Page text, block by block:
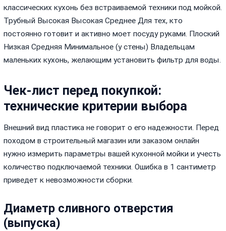
классических кухонь без встраиваемой техники под мойкой.
Трубный Высокая Высокая Среднее Для тех, кто
постоянно готовит и активно моет посуду руками. Плоский
Низкая Средняя Минимальное (у стены) Владельцам
маленьких кухонь, желающим установить фильтр для воды.
Чек-лист перед покупкой:
технические критерии выбора
Внешний вид пластика не говорит о его надежности. Перед
походом в строительный магазин или заказом онлайн
нужно измерить параметры вашей кухонной мойки и учесть
количество подключаемой техники. Ошибка в 1 сантиметр
приведет к невозможности сборки.
Диаметр сливного отверстия
(выпуска)